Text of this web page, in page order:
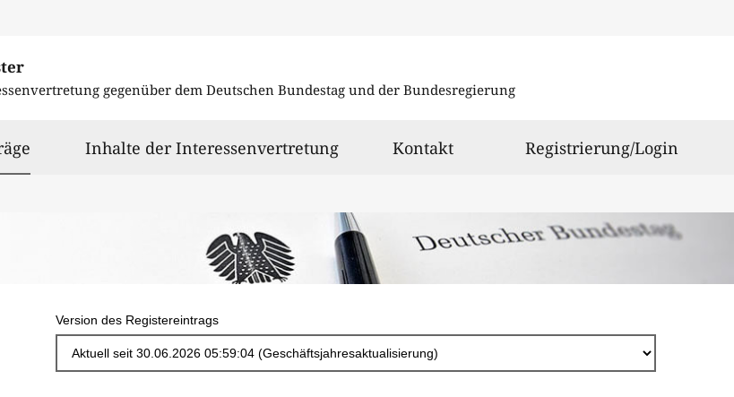
gegenüber dem Deutschen Bundestag und der Bundesregierung
ausgewähltInhalte der Interessenvertretung Kontakt Registrierung/Login
Version des Registereintrags